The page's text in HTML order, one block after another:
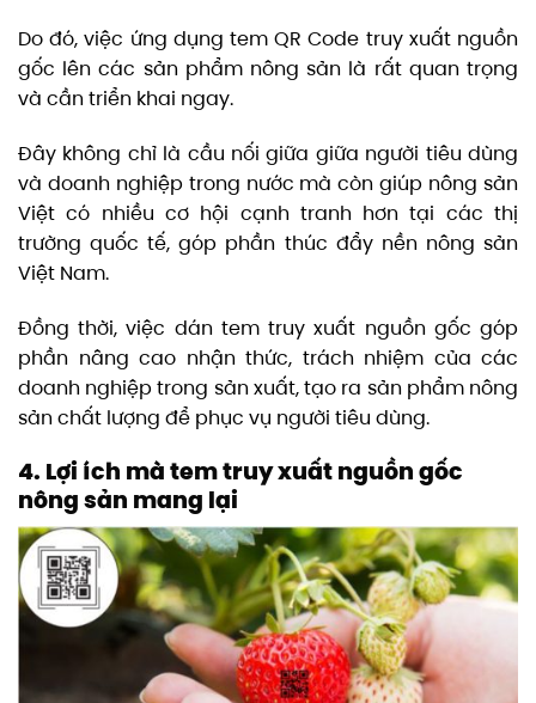
Do đó, việc ứng dụng tem QR Code truy xuất nguồn
gốc lên các sản phẩm nông sản là rất quan trọng
và cần triển khai ngay.
Đây không chỉ là cầu nối giữa giữa người tiêu dùng
và doanh nghiệp trong nước mà còn giúp nông sản
Việt có nhiều cơ hội cạnh tranh hơn tại các thị
trường quốc tế, góp phần thúc đẩy nền nông sản
Việt Nam.
Đồng thời, việc dán tem truy xuất nguồn gốc góp
phần nâng cao nhận thức, trách nhiệm của các
doanh nghiệp trong sản xuất, tạo ra sản phẩm nông
sản chất lượng để phục vụ người tiêu dùng.
4. Lợi ích mà tem truy xuất nguồn gốc
nông sản mang lại